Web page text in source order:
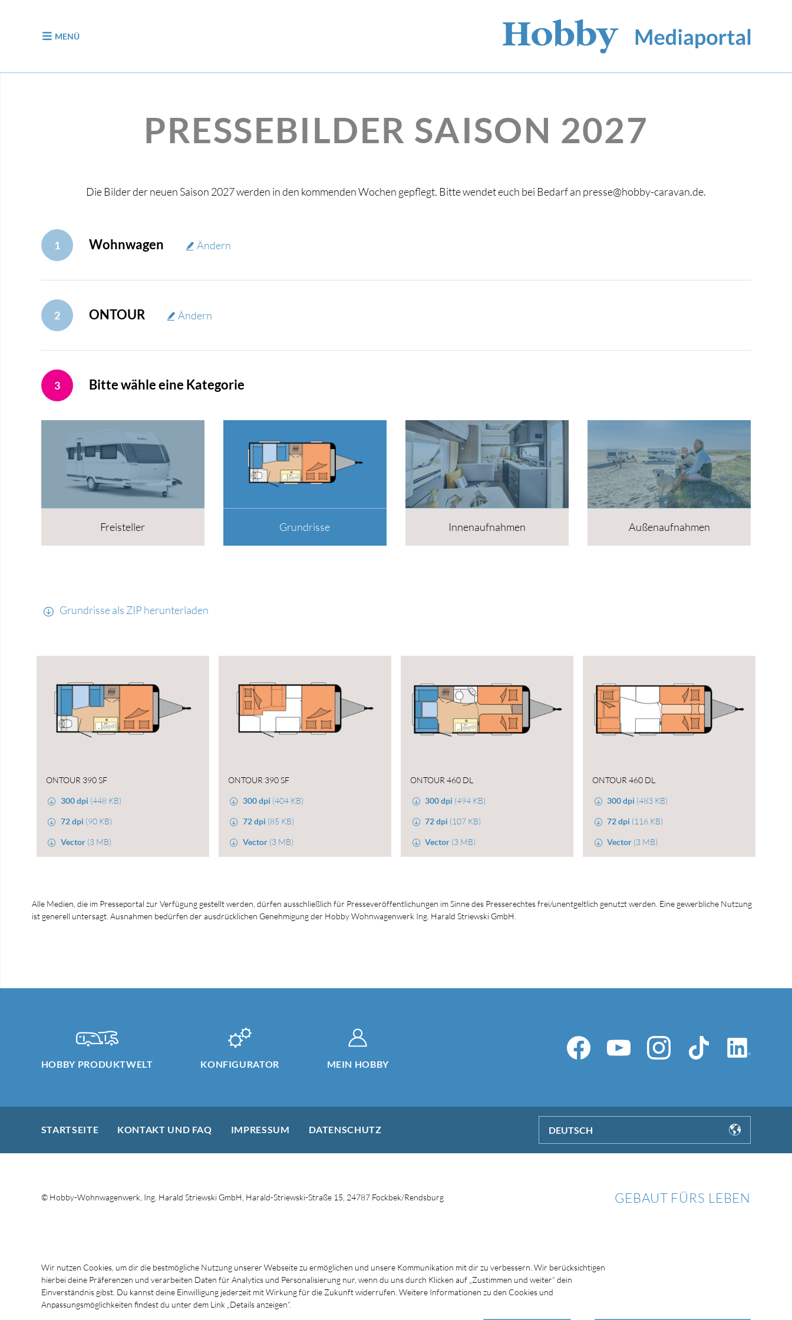
MENÜ
PRESSEBILDER SAISON 2027
Die Bilder der neuen Saison 2027 werden in den kommenden Wochen gepflegt. Bitte wendet euch bei Bedarf an presse@hobby-caravan.de.
1 Wohnwagen Ändern
2 ONTOUR Ändern
3 Bitte wähle eine Kategorie
Freisteller Grundrisse Innenaufnahmen Außenaufnahmen
Grundrisse als ZIP herunterladen
ONTOUR 390 SF
300 dpi (448 KB)
72 dpi (90 KB)
Vector(3 MB)
ONTOUR 390 SF
300 dpi (404 KB)
72 dpi (85 KB)
Vector(3 MB)
ONTOUR 460 DL
300 dpi (494 KB)
72 dpi (107 KB)
Vector (3 MB)
ONTOUR 460 DL
300 dpi (483 KB)
72 dpi (116 KB)
Vector (3 MB)
Alle Medien, die im Presseportal zur Verfügung gestellt werden, dürfen ausschließlich für Presseveröffentlichungen im Sinne des Presserechtes frei/unentgeltlich genutzt werden. Eine gewerbliche Nutzung
ist generell untersagt. Ausnahmen bedürfen der ausdrücklichen Genehmigung der Hobby Wohnwagenwerk Ing. Harald Striewski GmbH.
HOBBY PRODUKTWELT KONFIGURATOR MEIN HOBBY
STARTSEITE KONTAKT UND FAQ IMPRESSUM DATENSCHUTZ DEUTSCH
© Hobby-Wohnwagenwerk, Ing. Harald Striewski GmbH, Harald-Striewski-Straße 15, 24787 Fockbek/Rendsburg GEBAUT FÜRS LEBEN
Wir nutzen Cookies, um dir die bestmögliche Nutzung unserer Webseite zu ermöglichen und unsere Kommunikation mit dir zu verbessern. Wir berücksichtigen
hierbei deine Präferenzen und verarbeiten Daten für Analytics und Personalisierung nur, wenn du uns durch Klicken auf „Zustimmen und weiter“ dein
Einverständnis gibst. Du kannst deine Einwilligung jederzeit mit Wirkung für die Zukunft widerrufen. Weitere Informationen zu den Cookies und
Anpassungsmöglichkeiten findest du unter dem Link „Details anzeigen“.